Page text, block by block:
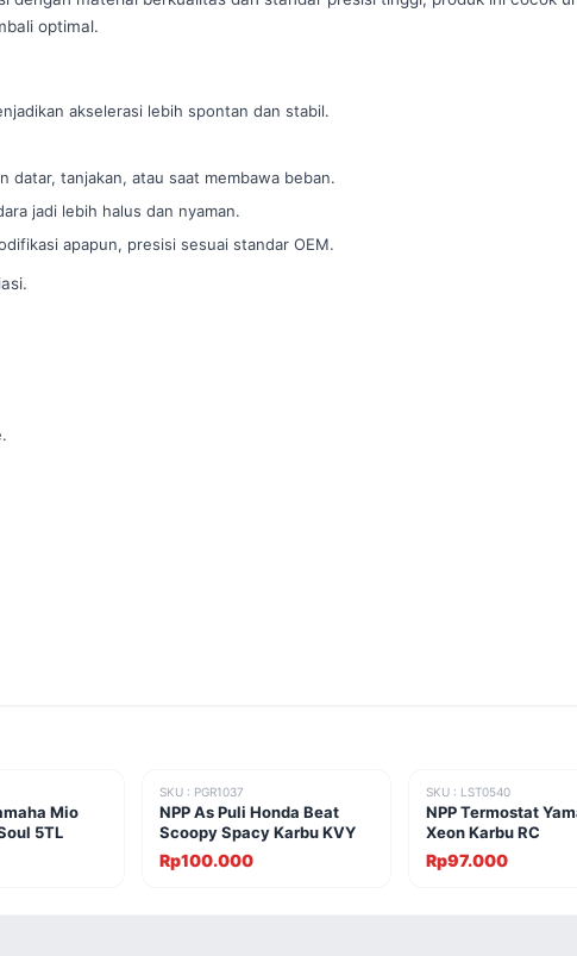
optimal.
akselerasi lebih spontan dan stabil.
datar, tanjakan, atau saat membawa beban.
jadi lebih halus dan nyaman.
apapun, presisi sesuai standar OEM.
Mio
5TL
SKU : PGR1037
NPP As Puli Honda Beat
Scoopy Spacy Karbu KVY
Rp100.000
SKU : LST0540
NPP Termostat
Xeon Karbu RC
Rp97.000